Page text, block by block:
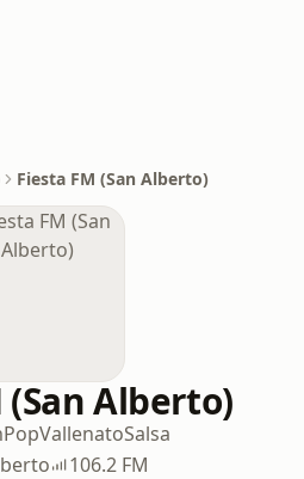
Fiesta FM (San Alberto)
(San Alberto)
PopVallenatoSalsa
106.2 FM